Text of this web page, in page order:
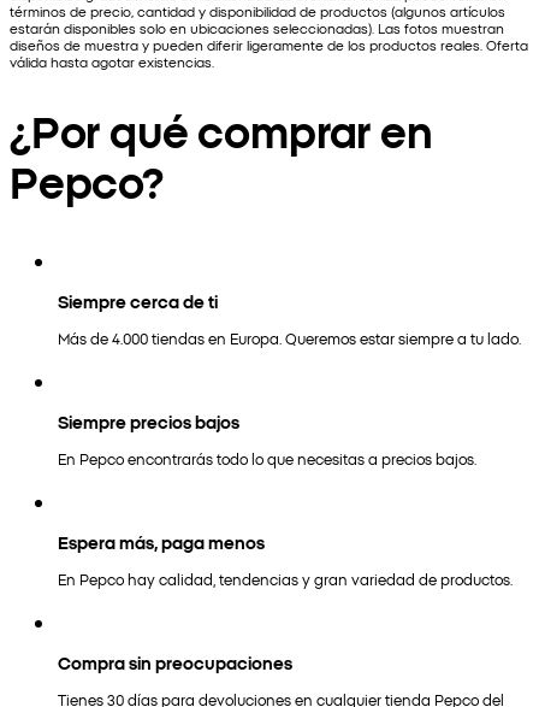
términos de precio, cantidad y disponibilidad de productos (algunos artículos
estarán disponibles solo en ubicaciones seleccionadas). Las fotos muestran
diseños de muestra y pueden diferir ligeramente de los productos reales. Oferta
válida hasta agotar existencias.
¿Por qué comprar en
Pepco?
Siempre cerca de ti
Más de 4.000 tiendas en Europa. Queremos estar siempre a tu lado.
Siempre precios bajos
En Pepco encontrarás todo lo que necesitas a precios bajos.
Espera más, paga menos
En Pepco hay calidad, tendencias y gran variedad de productos.
Compra sin preocupaciones
Tienes 30 días para devoluciones en cualquier tienda Pepco del